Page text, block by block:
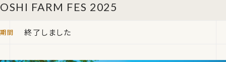
OSHI FARM FES 2025
終了しました